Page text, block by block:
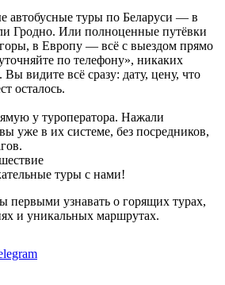
автобусные туры по Беларуси — в
Гродно. Или полноценные путёвки
в Европу — всё с выездом прямо
по телефону», никаких
видите всё сразу: дату, цену, что
осталось.
у туроператора. Нажали
уже в их системе, без посредников,
туры с нами!
первыми узнавать о горящих турах,
и уникальных маршрутах.